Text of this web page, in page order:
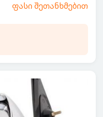
ფასი შეთანხმებით